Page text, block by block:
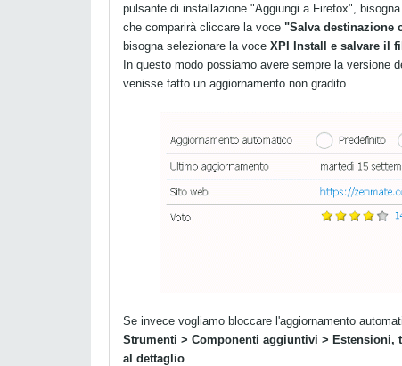
pulsante di installazione "Aggiungi a Firefox", bisogna
che comparirà cliccare la voce "Salva destinazione
bisogna selezionare la voce XPI Install e salvare il
In questo modo possiamo avere sempre la versione
venisse fatto un aggiornamento non gradito
Se invece vogliamo bloccare l'aggiornamento
Strumenti > Componenti aggiuntivi > Estensioni,
al dettaglio